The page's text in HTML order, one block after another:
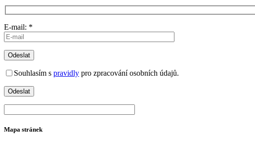
E-mail: *
Souhlasím s pravidly pro zpracování osobních údajů.
Mapa stránek